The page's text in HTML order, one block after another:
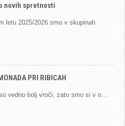
novih spretnosti
letu 2025/2026 smo v skupinah
PRI RIBICAH
vedno bolj vroči, zato smo si v o